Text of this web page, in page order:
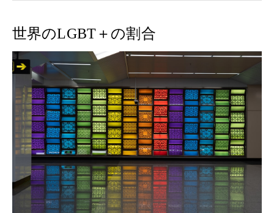
世界のLGBT＋の割合